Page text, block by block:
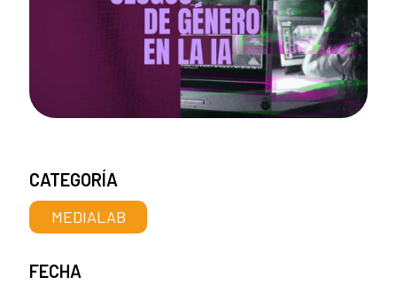
CATEGORÍA
MEDIALAB
FECHA